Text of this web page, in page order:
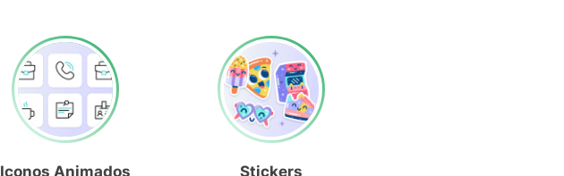
Iconos Animados Stickers